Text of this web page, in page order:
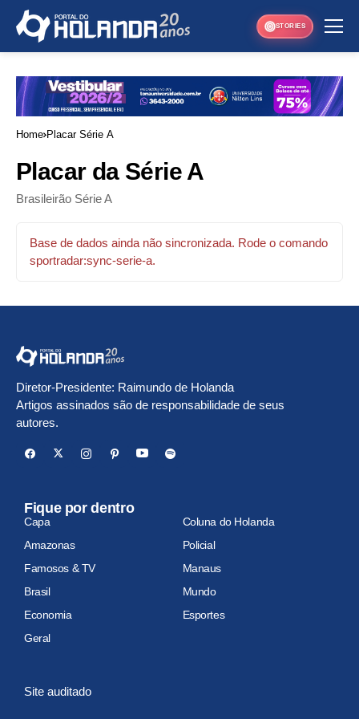
STORIES
Home Placar Série A
Placar da Série A
Brasileirão Série A
Base de dados ainda não sincronizada. Rode o comando
sportradar:sync-serie-a.
Diretor-Presidente: Raimundo de Holanda
Artigos assinados são de responsabilidade de seus
autores.
Fique por dentro
Capa
Coluna do Holanda
Amazonas
Policial
Famosos & TV
Manaus
Brasil
Mundo
Economia
Esportes
Geral
Site auditado